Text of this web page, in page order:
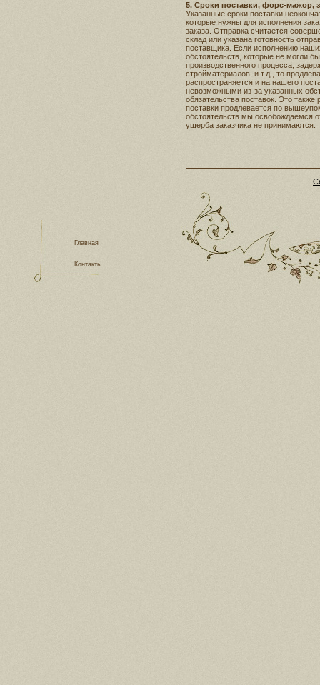
5. Сроки поставки, форс-мажор,
Указанные сроки поставки
которые нужны для исполнения
заказа. Отправка считается
склад или указана готовность
поставщика. Если исполнению
обстоятельств, которые не могли
производственного процесса,
стройматериалов, и т.д., то
распространяется и на нашего
невозможными из-за указанных
обязательства поставок. Это также
поставки продлевается по
обстоятельств мы освобождаемся
ущерба заказчика не принимаются.
Главная
Контакты